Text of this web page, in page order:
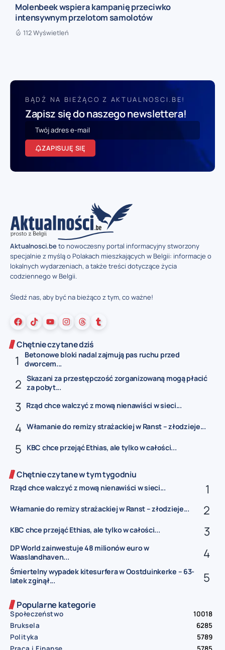
Molenbeek wspiera kampanię przeciwko
intensywnym przelotom samolotów
112 Wyświetleń
BĄDŹ NA BIEŻĄCO Z AKTUALNOSCI.BE!
Zapisz się do naszego newslettera!
ZAPISUJĘ SIĘ
Aktualnosci.beto nowoczesny portal informacyjny stworzony
specjalnie z myślą o Polakach mieszkających w Belgii: informacje o
lokalnych wydarzeniach, a także treści dotyczące życia
codziennego w Belgii.
Śledź nas, aby być na bieżąco z tym, co ważne!
Chętnie czytane dziś
Betonowe bloki nadal zajmują pas ruchu przed
dworcem...
Skazani za przestępczość zorganizowaną mogą płacić
za pobyt...
Rząd chce walczyć z mową nienawiści w sieci...
Włamanie do remizy strażackiej w Ranst – złodzieje...
KBC chce przejąć Ethias, ale tylko w całości...
Chętnie czytane w tym tygodniu
Rząd chce walczyć z mową nienawiści w sieci...
Włamanie do remizy strażackiej w Ranst – złodzieje...
KBC chce przejąć Ethias, ale tylko w całości...
DP World zainwestuje 48 milionów euro w
Waaslandhaven...
Śmiertelny wypadek kitesurfera w Oostduinkerke – 63-
latek zginął...
Popularne kategorie
Społeczeństwo
10018
Bruksela
6285
Polityka
5789